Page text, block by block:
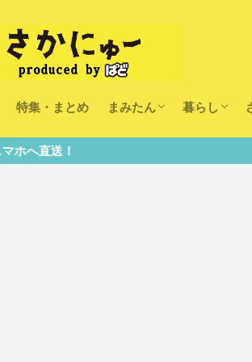
特集・まとめ まみたん 暮らし